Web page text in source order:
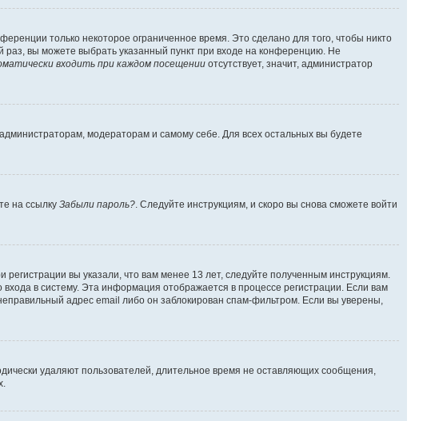
только некоторое ограниченное время. Это сделано для того, чтобы никто
раз, вы можете выбрать указанный пункт при входе на конференцию. Не
входить при каждом посещении отсутствует, значит, администратор
модераторам и самому себе. Для всех остальных вы будете
на ссылку Забыли пароль? . Следуйте инструкциям, и скоро вы снова сможете войти
вы указали, что вам менее 13 лет, следуйте полученным инструкциям.
в систему. Эта информация отображается в процессе регистрации. Если вам
адрес email либо он заблокирован спам-фильтром. Если вы уверены,
удаляют пользователей, длительное время не оставляющих сообщения,